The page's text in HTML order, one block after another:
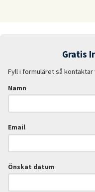
Gratis
Fyll i formuläret så kontaktar
Namn
Email
Önskat datum